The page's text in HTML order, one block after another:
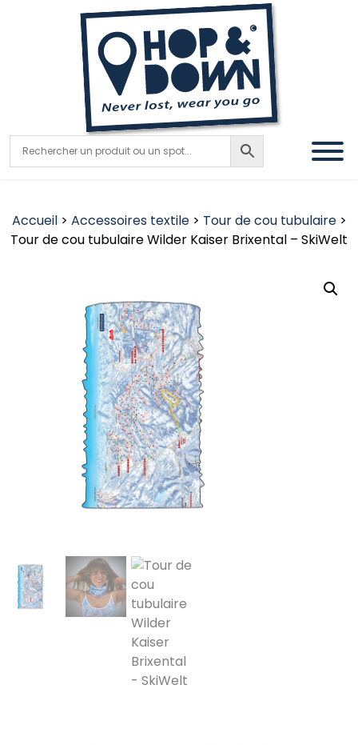
Accueil> Accessoires textile> Tour de cou tubulaire>
Tour de cou tubulaire Wilder Kaiser Brixental – SkiWelt